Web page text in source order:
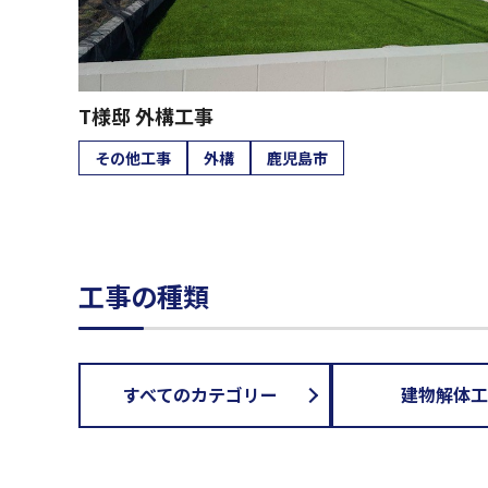
T様邸 外構工事
その他工事 外構 鹿児島市
工事の種類
すべてのカテゴリー 建物解体